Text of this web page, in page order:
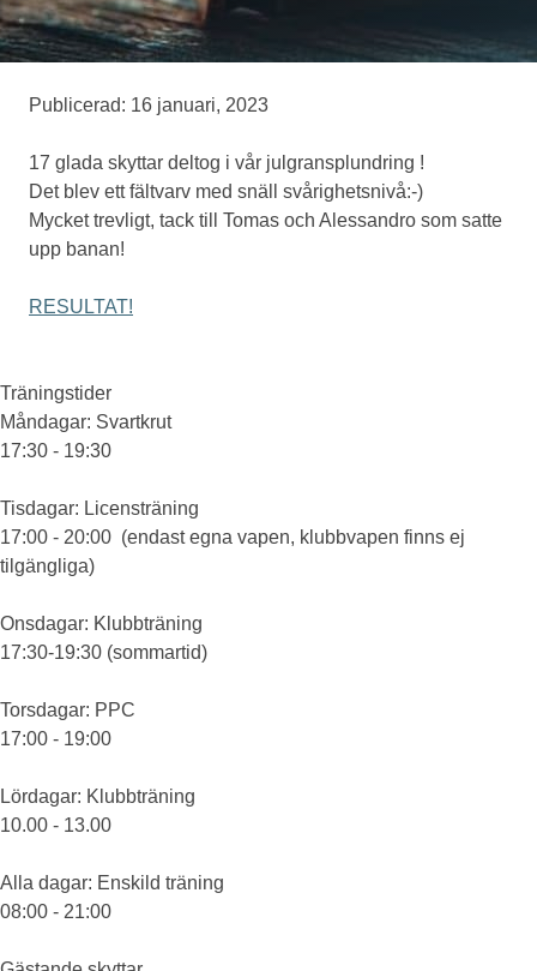
Medlemskap
Eventskytte
Publicerad: 16 januari, 2023
17 glada skyttar deltog i vår julgransplundring !
Det blev ett fältvarv med snäll svårighetsnivå:-)
Mycket trevligt, tack till Tomas och Alessandro som satte
upp banan!
RESULTAT!
Träningstider
Måndagar: Svartkrut
17:30 - 19:30
Tisdagar: Licensträning
17:00 - 20:00 (endast egna vapen, klubbvapen finns ej
tilgängliga)
Onsdagar: Klubbträning
17:30-19:30 (sommartid)
Torsdagar: PPC
17:00 - 19:00
Lördagar: Klubbträning
10.00 - 13.00
Alla dagar: Enskild träning
08:00 - 21:00